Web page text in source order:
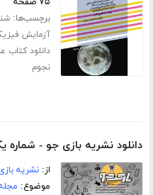
برچسب‌ها:
آزمایش
دانلود کتاب
نجوم
دانلود نشریه بازی جو - شماره
از:نشریه
موضوع: